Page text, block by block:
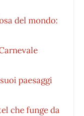
del mondo:
paesaggi
che funge da